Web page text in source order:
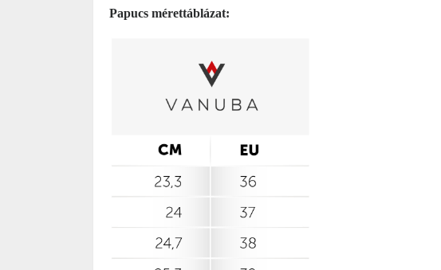
Papucs mérettáblázat: